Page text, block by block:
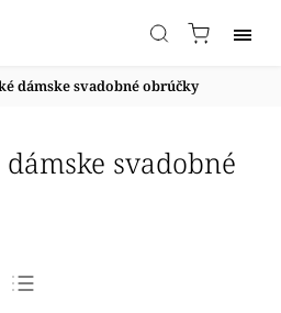
dámske svadobné obrúčky
svadobné